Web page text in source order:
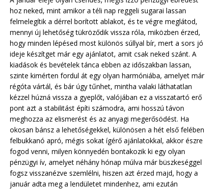
hoz neked, mint amikor a téli nap reggeli sugarai lassan
felmelegítik a dérrel borított ablakot, és te végre meglátod,
mennyi új lehetőség tükröződik vissza róla, miközben érzed,
hogy minden lépésed most különös súllyal bír, mert a sors jó
ideje készítget már egy ajánlatot, amit csak neked szánt. A
kiadások és bevételek tánca ebben az időszakban lassan,
szinte kimérten fordul át egy olyan harmóniába, amelyet már
régóta vártál, és bár úgy tűnhet, mintha valaki láthatatlan
kézzel húzná vissza a gyeplőt, valójában ez a visszatartó erő
pont azt a stabilitást építi számodra, ami hosszú távon
meghozza az elismerést és az anyagi megerősödést. Ha
okosan bánsz a lehetőségekkel, különösen a hét első felében
felbukkanó apró, mégis sokat ígérő ajánlatokkal, akkor észre
fogod venni, milyen könnyedén bontakozik ki egy olyan
pénzügyi ív, amelyet néhány hónap múlva már büszkeséggel
fogsz visszanézve szemlélni, hiszen azt érzed majd, hogy a
január adta meg a lendületet mindenhez, ami ezután